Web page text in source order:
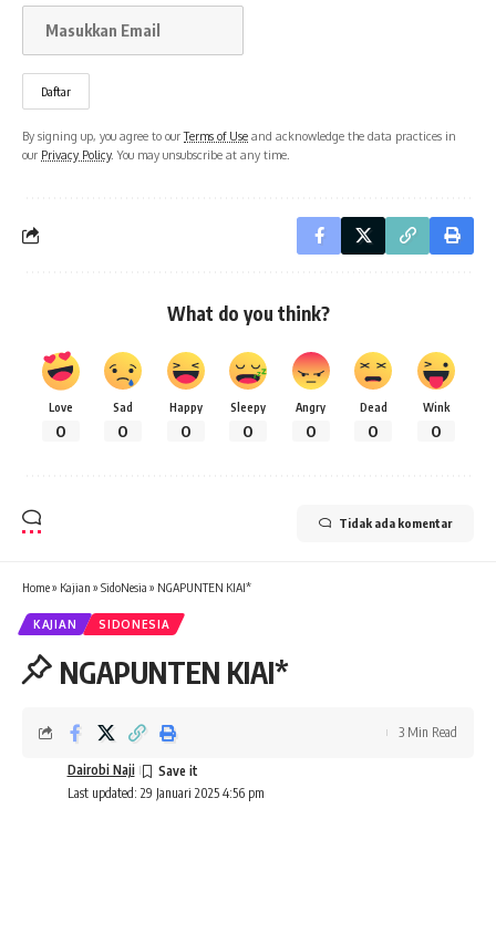
By signing up, you agree to ourTerms of Use and acknowledge the data practices in
our Privacy Policy. You may unsubscribe at any time.
What do you think?
Love
0
Sad
0
Happy
0
Sleepy
0
Angry
0
Dead
0
Wink
0
Tidak ada komentar
Home» Kajian » SidoNesia » NGAPUNTEN KIAI*
KAJIAN SIDONESIA
NGAPUNTEN KIAI*
Last updated: 29 Januari 2025 4:56 pm
Dairobi Naji
3 Min Read